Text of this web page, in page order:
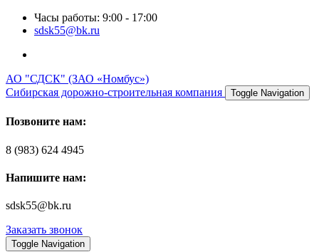
Часы работы: 9:00 - 17:00
sdsk55@bk.ru
АО "СДСК" (ЗАО «Номбус»)
Сибирская дорожно-строительная компания
Toggle Navigation
Позвоните нам:
8 (983) 624 4945
Напишите нам:
sdsk55@bk.ru
Заказать звонок
Toggle Navigation